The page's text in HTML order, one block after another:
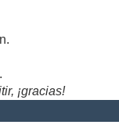
¡gracias!